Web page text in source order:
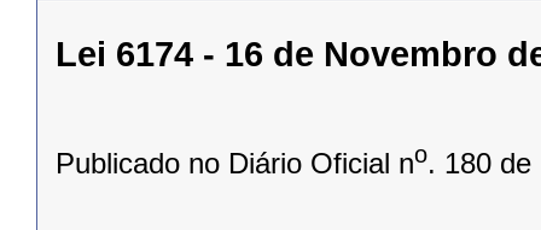
Lei 6174 - 16 de Novembro
Publicado no Diário Oficial no. 180 de